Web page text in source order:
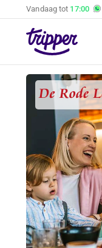
Vandaag tot 17:00